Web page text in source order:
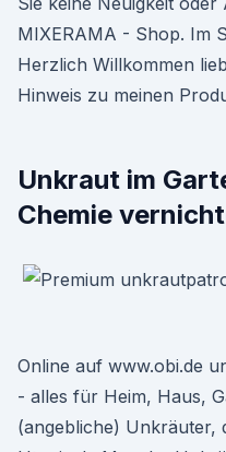
MIXERAMA - Shop. Im
Herzlich Willkommen
Hinweis zu meinen
Unkraut im
Chemie
Online auf www.obi.de
- alles für Heim, Haus,
(angebliche) Unkräuter,